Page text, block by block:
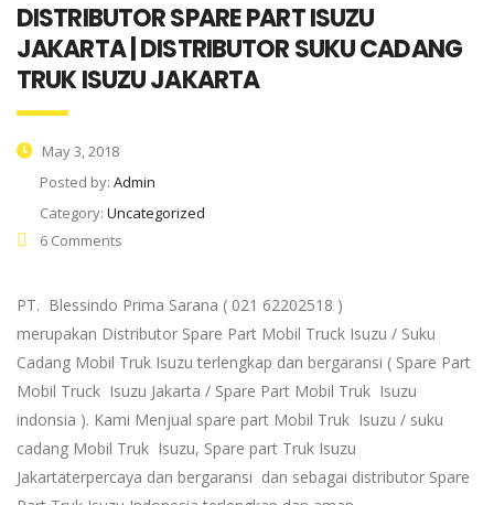
DISTRIBUTOR SPARE PART ISUZU
JAKARTA | DISTRIBUTOR SUKU CADANG
TRUK ISUZU JAKARTA
May 3, 2018
Posted by: Admin
Category: Uncategorized
6 Comments
PT. Blessindo Prima Sarana ( 021 62202518 )
merupakan Distributor Spare Part Mobil Truck Isuzu / Suku
Cadang Mobil Truk Isuzu terlengkap dan bergaransi ( Spare Part
Mobil Truck Isuzu Jakarta / Spare Part Mobil Truk Isuzu
indonsia ). Kami Menjual spare part Mobil Truk Isuzu / suku
cadang Mobil Truk Isuzu, Spare part Truk Isuzu
Jakartaterpercaya dan bergaransi dan sebagai distributor Spare